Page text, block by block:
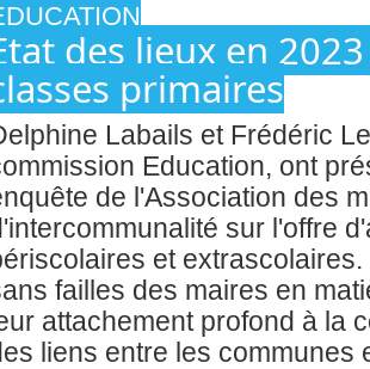
des lieux en
primaires
Labails et Frédéric
Education, ont
de l'Association des
sur l'offre
et
failles des maires en
attachement profond à la
liens entre les communes